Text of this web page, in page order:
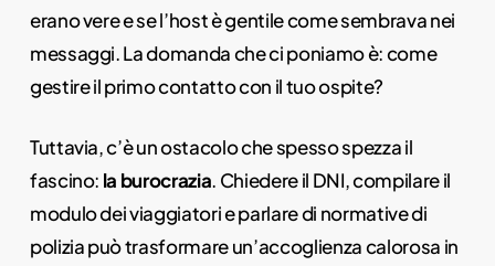
erano vere e se l’host è gentile come sembrava nei
messaggi. La domanda che ci poniamo è: come
gestire il primo contatto con il tuo ospite?
Tuttavia, c’è un ostacolo che spesso spezza il
fascino: la burocrazia. Chiedere il DNI, compilare il
modulo dei viaggiatori e parlare di normative di
polizia può trasformare un’accoglienza calorosa in